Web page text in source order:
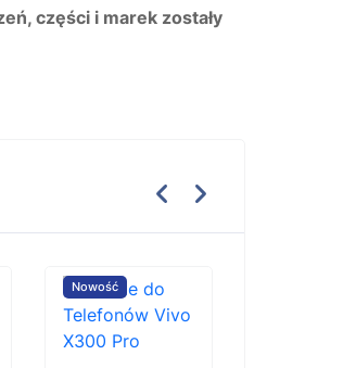
części i marek zostały
Nowość